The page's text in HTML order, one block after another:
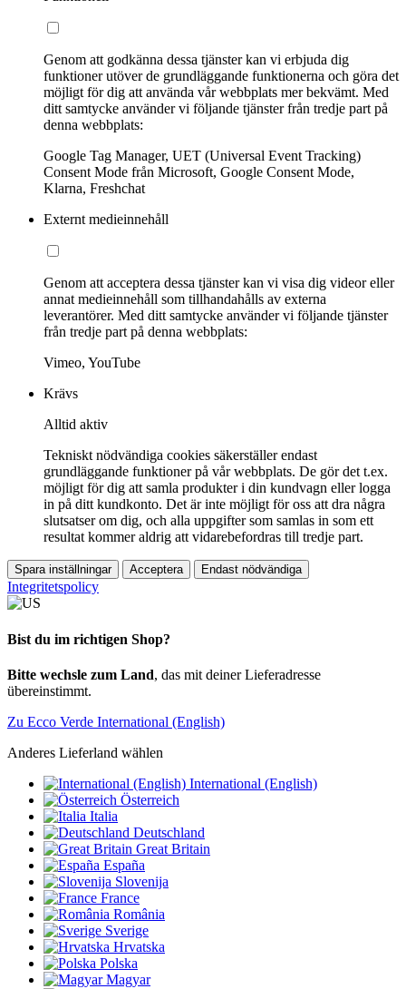
Genom att godkänna dessa tjänster kan vi erbjuda dig
funktioner utöver de grundläggande funktionerna och göra det
möjligt för dig att använda vår webbplats mer bekvämt. Med
ditt samtycke använder vi följande tjänster från tredje part på
denna webbplats:
Google Tag Manager, UET (Universal Event Tracking)
Consent Mode från Microsoft, Google Consent Mode,
Klarna, Freshchat
Externt medieinnehåll
Genom att acceptera dessa tjänster kan vi visa dig videor eller
annat medieinnehåll som tillhandahålls av externa
leverantörer. Med ditt samtycke använder vi följande tjänster
från tredje part på denna webbplats:
Vimeo, YouTube
Krävs
Alltid aktiv
Tekniskt nödvändiga cookies säkerställer endast
grundläggande funktioner på vår webbplats. De gör det t.ex.
möjligt för dig att samla produkter i din kundvagn eller logga
in på ditt kundkonto. Det är inte möjligt för oss att dra några
slutsatser om dig, och alla uppgifter som samlas in som ett
resultat kommer aldrig att vidarebefordras till tredje part.
Spara inställningar Acceptera Endast nödvändiga
Integritetspolicy
Bist du im richtigen Shop?
Bitte wechsle zum Land, das mit deiner Lieferadresse
übereinstimmt.
Zu Ecco Verde International (English)
Anderes Lieferland wählen
International (English)
Österreich
Italia
Deutschland
Great Britain
España
Slovenija
France
România
Sverige
Hrvatska
Polska
Magyar